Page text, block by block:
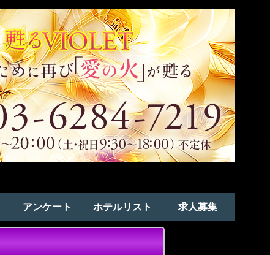
アンケート ホテルリスト 求人募集